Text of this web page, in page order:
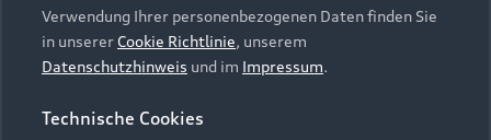
Häufige Fragen (FAQ)
Audi Online Beratung
Investor Relations
Presse & Media Center
Datenschutz
© 2026 AUDI AG. Alle Rechte vorbehalten
Datenschutzinformation
Verwendung Ihrer personenbezogenen Daten finden Sie
in unserer Cookie Richtlinie, unserem
Datenschutzhinweis und im Impressum.
Technische Cookies